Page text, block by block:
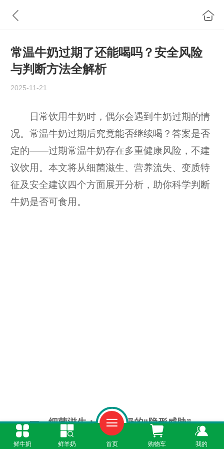
常温牛奶过期了还能喝吗？安全风险
与判断方法全解析
2025-11-21
日常饮用牛奶时，偶尔会遇到牛奶过期的情
况。常温牛奶过期后究竟能否继续喝？答案是否
定的——过期常温牛奶存在多重健康风险，不建
议饮用。本文将从细菌滋生、营养流失、变质特
征及安全建议四个方面展开分析，助你科学判断
牛奶是否可食用。
一、细菌滋生：过期牛奶的“隐形威胁”
鲜牛奶 鲜羊奶 首页 购物车 我的